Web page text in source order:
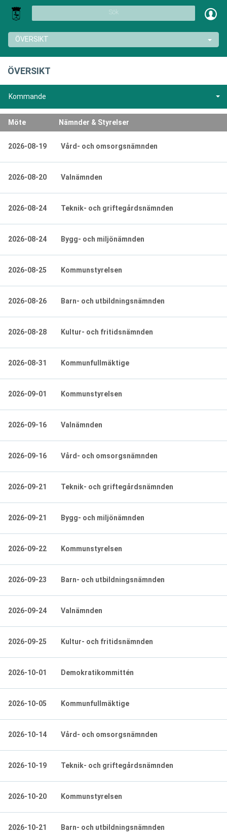
Sök
ÖVERSIKT
ÖVERSIKT
Kommande
Möte Nämnder & Styrelser
2026-08-19 Vård- och omsorgsnämnden
2026-08-20 Valnämnden
2026-08-24 Teknik- och griftegårdsnämnden
2026-08-24 Bygg- och miljönämnden
2026-08-25 Kommunstyrelsen
2026-08-26 Barn- och utbildningsnämnden
2026-08-28 Kultur- och fritidsnämnden
2026-08-31 Kommunfullmäktige
2026-09-01 Kommunstyrelsen
2026-09-16 Valnämnden
2026-09-16 Vård- och omsorgsnämnden
2026-09-21 Teknik- och griftegårdsnämnden
2026-09-21 Bygg- och miljönämnden
2026-09-22 Kommunstyrelsen
2026-09-23 Barn- och utbildningsnämnden
2026-09-24 Valnämnden
2026-09-25 Kultur- och fritidsnämnden
2026-10-01 Demokratikommittén
2026-10-05 Kommunfullmäktige
2026-10-14 Vård- och omsorgsnämnden
2026-10-19 Teknik- och griftegårdsnämnden
2026-10-20 Kommunstyrelsen
2026-10-21 Barn- och utbildningsnämnden